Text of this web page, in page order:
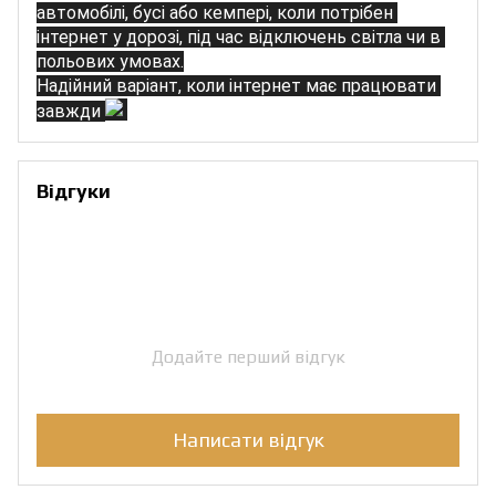
автомобілі, бусі або кемпері, коли потрібен
інтернет у дорозі, під час відключень світла чи в
польових умовах.
Надійний варіант, коли інтернет має працювати
завжди
Відгуки
Додайте перший відгук
Написати відгук